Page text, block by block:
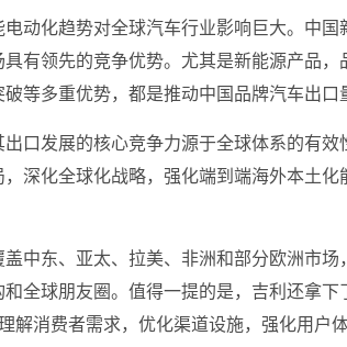
动化趋势对全球汽车行业影响巨大。中
有领先的竞争优势。尤其是新能源产品
等多重优势，都是推动中国品牌汽车出口
口发展的核心竞争力源于全球体系的有
深化全球化战略，强化端到端海外本土
中东、亚太、拉美、非洲和部分欧洲市
全球朋友圈。值得一提的是，吉利还拿
解消费者需求，优化渠道设施，强化用户